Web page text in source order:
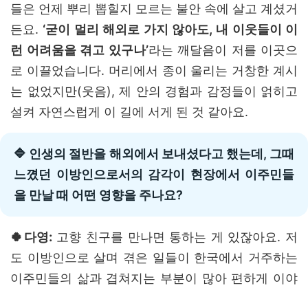
들은 언제 뿌리 뽑힐지 모르는 불안 속에 살고 계셨거
든요. ‘굳이 멀리 해외로 가지 않아도, 내 이웃들이 이
런 어려움을 겪고 있구나’라는 깨달음이 저를 이곳으
로 이끌었습니다. 머리에서 종이 울리는 거창한 계시
는 없었지만(웃음), 제 안의 경험과 감정들이 얽히고
설켜 자연스럽게 이 길에 서게 된 것 같아요.
🔷 인생의 절반을 해외에서 보내셨다고 했는데, 그때
느꼈던 이방인으로서의 감각이 현장에서 이주민들
을 만날 때 어떤 영향을 주나요?
🍀다영:고향 친구를 만나면 통하는 게 있잖아요. 저
도 이방인으로 살며 겪은 일들이 한국에서 거주하는
이주민들의 삶과 겹쳐지는 부분이 많아 편하게 이야